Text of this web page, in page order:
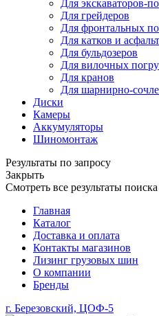
Для экскаваторов-
Для грейдеров
Для фронтальных
Для катков и
Для бульдозеров
Для вилочных
Для кранов
Для шарнирно-
Диски
Камеры
Аккумуляторы
Шиномонтаж
Результаты по запросу
Закрыть
Смотреть все результаты поиска
Главная
Каталог
Доставка и оплата
Контакты магазинов
Лизинг грузовых шин
О компании
Бренды
г. Березовский, ЦОФ-5